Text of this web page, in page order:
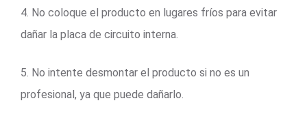
4. No coloque el producto en lugares fríos para evitar
dañar la placa de circuito interna.
5. No intente desmontar el producto si no es un
profesional, ya que puede dañarlo.